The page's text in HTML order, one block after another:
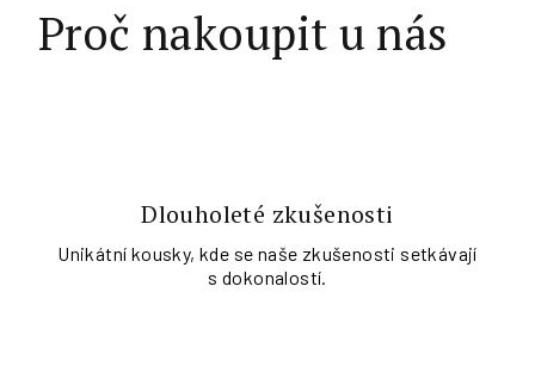
Proč nakoupit u nás
Dlouholeté zkušenosti
Unikátní kousky, kde se naše zkušenosti setkávají
s dokonalostí.